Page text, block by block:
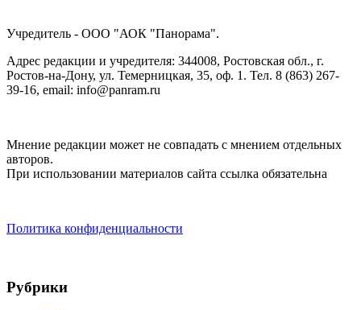
Учредитель - ООО "АОК "Панорама".
Адрес редакции и учредителя: 344008, Ростовская обл., г.
Ростов-на-Дону, ул. Темерницкая, 35, оф. 1. Тел. 8 (863) 267-
39-16, email: info@panram.ru
Мнение редакции может не совпадать с мнением отдельных
авторов.
При использовании материалов сайта ссылка обязательна
Политика конфиденциальности
Рубрики